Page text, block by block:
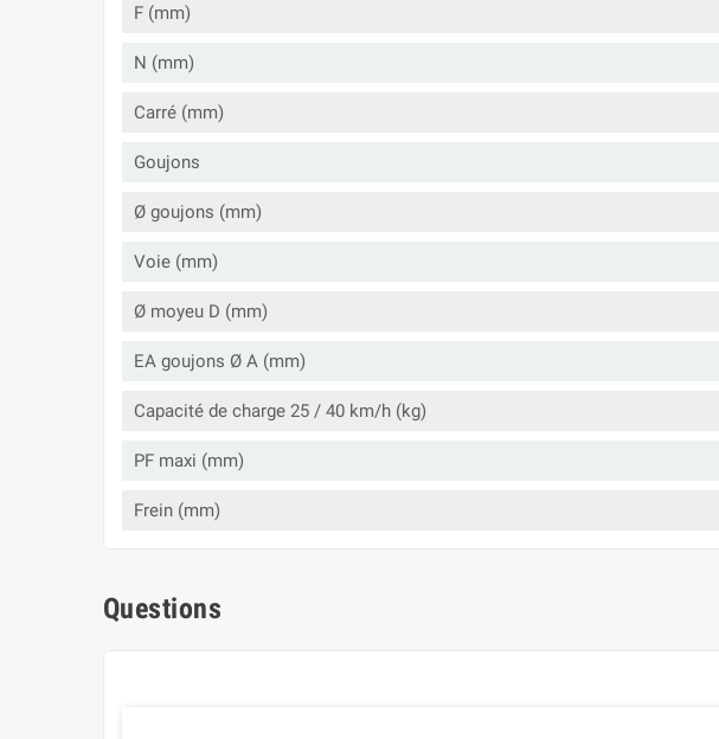
F (mm)
N (mm)
Carré (mm)
Goujons
Ø goujons (mm)
Voie (mm)
Ø moyeu D (mm)
EA goujons Ø A (mm)
Capacité de charge 25 / 40 km/h (kg)
PF maxi (mm)
Frein (mm)
Questions